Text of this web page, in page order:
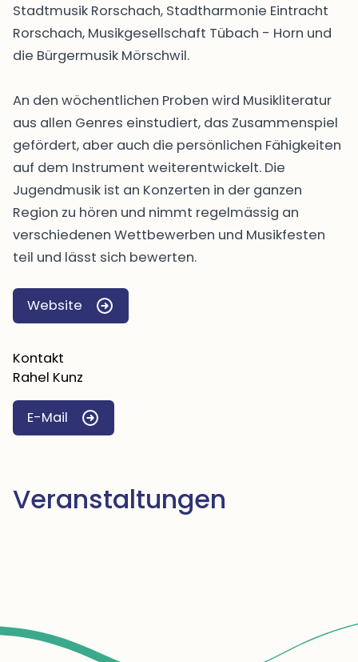
Stadtmusik Rorschach, Stadtharmonie Eintracht
Rorschach, Musikgesellschaft Tübach - Horn und
die Bürgermusik Mörschwil.
An den wöchentlichen Proben wird Musikliteratur
aus allen Genres einstudiert, das Zusammenspiel
gefördert, aber auch die persönlichen Fähigkeiten
auf dem Instrument weiterentwickelt. Die
Jugendmusik ist an Konzerten in der ganzen
Region zu hören und nimmt regelmässig an
verschiedenen Wettbewerben und Musikfesten
teil und lässt sich bewerten.
Website
Kontakt
Rahel Kunz
E-Mail
Veranstaltungen